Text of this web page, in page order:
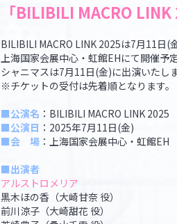
「BILIBILI MACRO LINK
BILIBILI MACRO LINK 2025は7月11日(
上海国家会展中心・虹館EHにて開催予
シャニマスは7月11日(金)に出演いたし
※チケットの受付は先着順となります。
■公演名 ：BILIBILI MACRO LINK 2025
■公演日 ：2025年7月11日(金)
■会 場 ：上海国家会展中心・虹館EH
■出演者
アルストロメリア
黒木ほの香（大崎甘奈 役）
前川涼子（大崎甜花 役）